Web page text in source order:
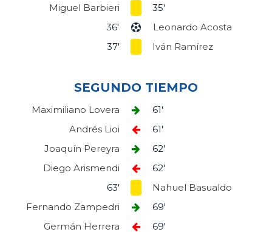
Miguel Barbieri
35'
Leonardo Acosta
36'
Iván Ramírez
37'
SEGUNDO TIEMPO
Maximiliano Lovera
61'
Andrés Lioi
61'
Joaquín Pereyra
62'
Diego Arismendi
62'
Nahuel Basualdo
63'
Fernando Zampedri
69'
Germán Herrera
69'